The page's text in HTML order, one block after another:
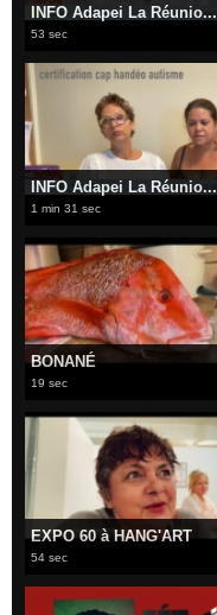
INFO Adapei La Réunio...
53 sec
INFO Adapei La Réunio...
1 min 31 sec
BONANÉ
19 sec
EXPO 60 à HANG'ART
54 sec